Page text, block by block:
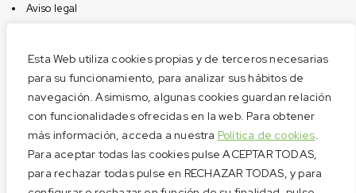
Esta Web utiliza cookies propias y de terceros necesarias
para su funcionamiento, para analizar sus hábitos de
navegación. Asimismo, algunas cookies guardan relación
con funcionalidades ofrecidas en la web. Para obtener
más información, acceda a nuestra Política de cookies.
Para aceptar todas las cookies pulse ACEPTAR TODAS,
para rechazar todas pulse en RECHAZAR TODAS, y para
Aviso legal
Privacidad
Cookies
Condiciones de compra
Privacidad